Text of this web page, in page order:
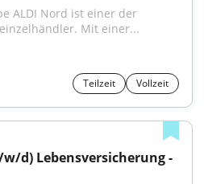
ALDI Nord ist einer der
Mit einer...
Teilzeit Vollzeit